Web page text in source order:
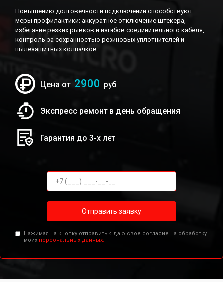
Повышению долговечности подключений способствуют
меры профилактики: аккуратное отключение штекера,
избегание резких рывков и изгибов соединительного кабеля,
контроль за сохранностью резиновых уплотнителей и
пылезащитных колпачков.
Цена от 2900 руб
Экспресс ремонт в день обращения
Гарантия до 3-х лет
Отправить заявку
Нажимая на кнопку отправить я даю свое согласие на обработку
моих персональных данных.